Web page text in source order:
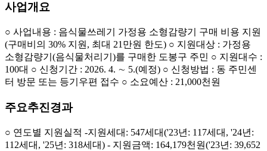
사업개요
○ 사업내용 : 음식물쓰레기 가정용 소형감량기 구매 비용 지원
(구매비의 30% 지원, 최대 21만원 한도) ○ 지원대상 : 가정용
소형감량기(음식물처리기)를 구매한 도봉구 주민 ○ 지원대수 :
100대 ○ 신청기간 : 2026. 4. ∼ 5.(예정) ○ 신청방법 : 동 주민센
터 방문 또는 등기우편 접수 ○ 소요예산 : 21,000천원
주요추진경과
○ 연도별 지원실적 -지원세대: 547세대('23년: 117세대, '24년:
112세대, '25년: 318세대) - 지원금액: 164,179천원('23년: 39,652